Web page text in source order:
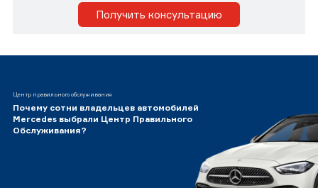
Получить консультацию
Центр правильного обслуживания
Почему сотни владельцев автомобилей
Mercedes выбрали Центр Правильного
Обслуживания?